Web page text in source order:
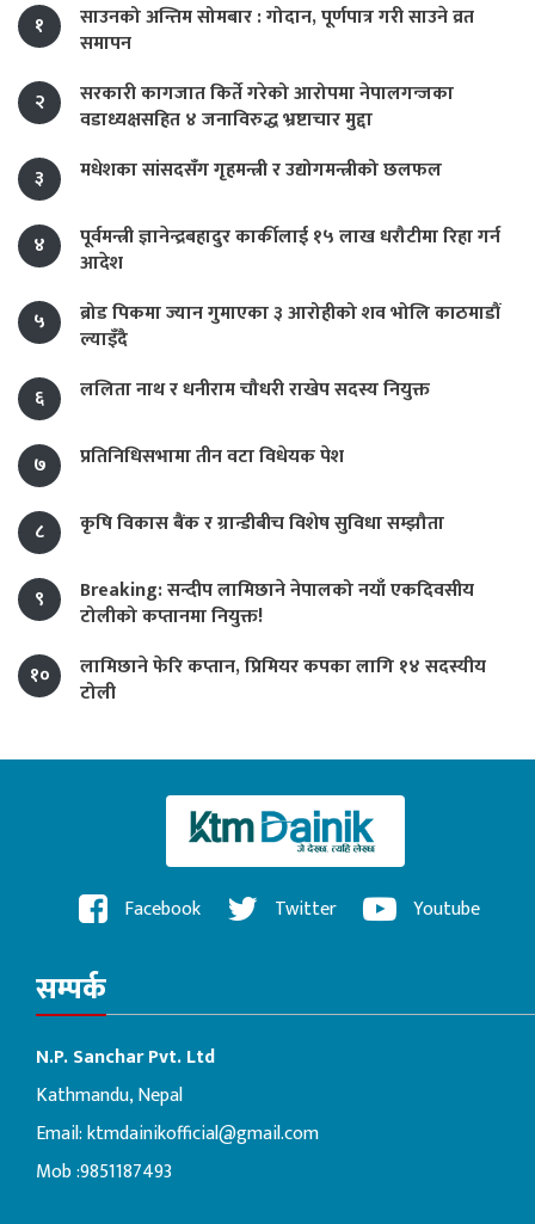
१
साउनको अन्तिम सोमबार : गोदान, पूर्णपात्र गरी साउने व्रत
समापन
२
सरकारी कागजात किर्ते गरेको आरोपमा नेपालगन्जका
वडाध्यक्षसहित ४ जनाविरुद्ध भ्रष्टाचार मुद्दा
३
मधेशका सांसदसँग गृहमन्त्री र उद्योगमन्त्रीको छलफल
४
पूर्वमन्त्री ज्ञानेन्द्रबहादुर कार्कीलाई १५ लाख धरौटीमा रिहा गर्न
आदेश
५
ब्रोड पिकमा ज्यान गुमाएका ३ आरोहीको शव भोलि काठमाडौं
ल्याइँदै
६
ललिता नाथ र धनीराम चौधरी राखेप सदस्य नियुक्त
७ प्रतिनिधिसभामा तीन वटा विधेयक पेश
८ कृषि विकास बैंक र ग्रान्डीबीच विशेष सुविधा सम्झौता
९
Breaking: सन्दीप लामिछाने नेपालको नयाँ एकदिवसीय
टोलीको कप्तानमा नियुक्त!
१०
लामिछाने फेरि कप्तान, प्रिमियर कपका लागि १४ सदस्यीय
टोली
Facebook Twitter Youtube
सम्पर्क
N.P. Sanchar Pvt. Ltd
Kathmandu, Nepal
Email:ktmdainikofficial@gmail.com
Mob :9851187493